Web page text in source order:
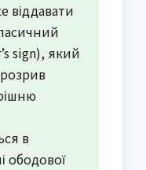
віддавати
sign), який
в
ободової